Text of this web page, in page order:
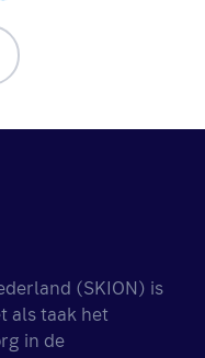
(SKION) is
als taak het
in de